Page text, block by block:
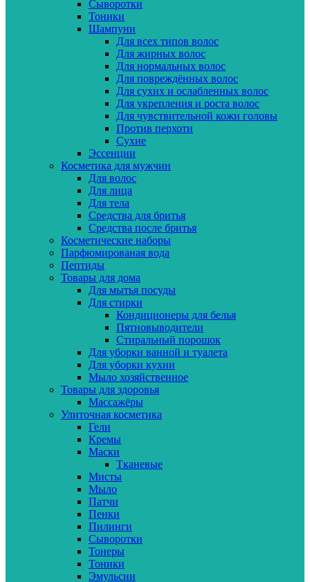
Сыворотки
Тоники
Шампуни
Для всех типов волос
Для жирных волос
Для нормальных волос
Для повреждённых волос
Для сухих и ослабленных волос
Для укрепления и роста волос
Для чувствительной кожи головы
Против перхоти
Сухие
Эссенции
Косметика для мужчин
Для волос
Для лица
Для тела
Средства для бритья
Средства после бритья
Косметические наборы
Парфюмированая вода
Пептиды
Товары для дома
Для мытья посуды
Для стирки
Кондиционеры для белья
Пятновыводители
Стиральный порошок
Для уборки ванной и туалета
Для уборки кухни
Мыло хозяйственное
Товары для здоровья
Массажёры
Улиточная косметика
Гели
Кремы
Маски
Тканевые
Мисты
Мыло
Патчи
Пенки
Пилинги
Сыворотки
Тонеры
Тоники
Эмульсии